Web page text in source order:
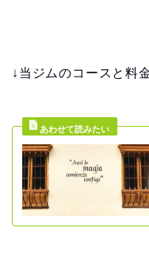
↓当ジムのコースと料